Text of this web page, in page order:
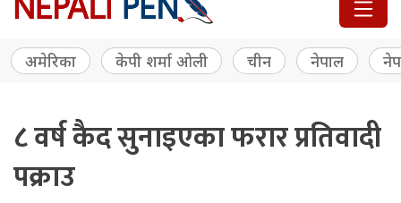
अमेरिका केपी शर्मा ओली चीन नेपाल
८ वर्ष कैद सुनाइएका फरार प्रतिवादी
पक्राउ